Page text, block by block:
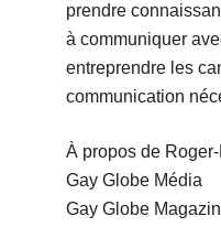
prendre
à communiquer
entreprendre les
communication
À propos de
Gay Globe Média
Gay Globe